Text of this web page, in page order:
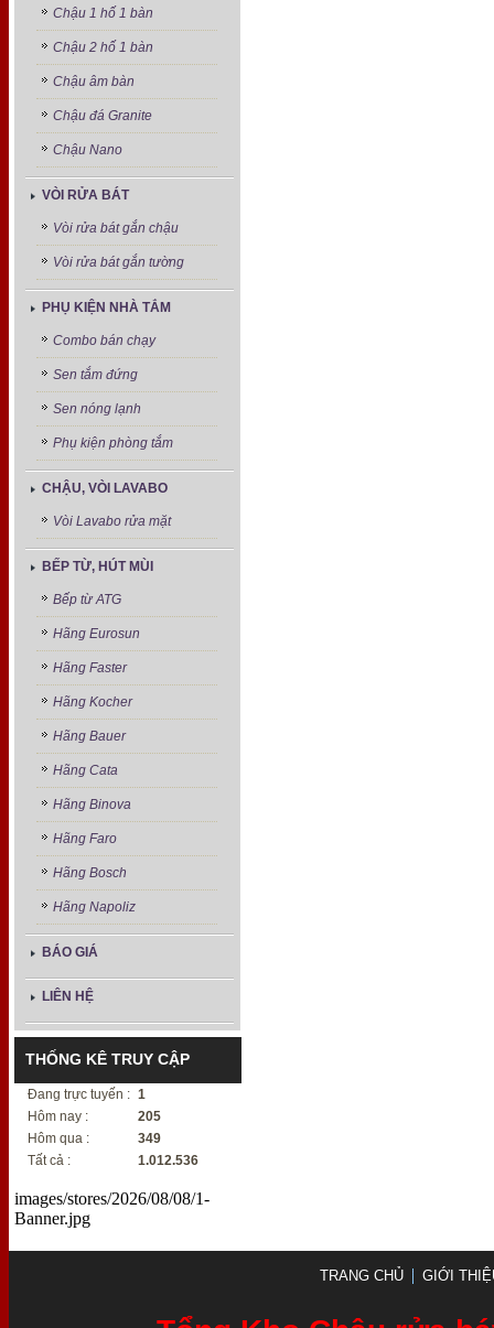
Chậu 1 hố 1 bàn
Chậu 2 hố 1 bàn
Chậu âm bàn
Chậu đá Granite
Chậu Nano
VÒI RỬA BÁT
Vòi rửa bát gắn chậu
Vòi rửa bát gắn tường
PHỤ KIỆN NHÀ TẮM
Combo bán chạy
Sen tắm đứng
Sen nóng lạnh
Phụ kiện phòng tắm
CHẬU, VÒI LAVABO
Vòi Lavabo rửa mặt
BẾP TỪ, HÚT MÙI
Bếp từ ATG
Hãng Eurosun
Hãng Faster
Hãng Kocher
Hãng Bauer
Hãng Cata
Hãng Binova
Hãng Faro
Hãng Bosch
Hãng Napoliz
BÁO GIÁ
LIÊN HỆ
THỐNG KÊ TRUY CẬP
Đang trực tuyến : 1
Hôm nay :
205
Hôm qua :
349
Tất cả :
1.012.536
images/stores/2026/08/08/1-
Banner.jpg
TRANG CHỦ GIỚI